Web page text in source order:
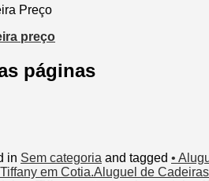
Preço
preço
páginas
in Sem categoria and tagged •
em Cotia.Aluguel de